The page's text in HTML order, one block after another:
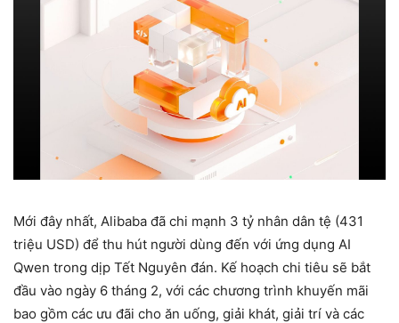
Mới đây nhất, Alibaba đã chi mạnh 3 tỷ nhân dân tệ (431
triệu USD) để thu hút người dùng đến với ứng dụng AI
Qwen trong dịp Tết Nguyên đán. Kế hoạch chi tiêu sẽ bắt
đầu vào ngày 6 tháng 2, với các chương trình khuyến mãi
bao gồm các ưu đãi cho ăn uống, giải khát, giải trí và các